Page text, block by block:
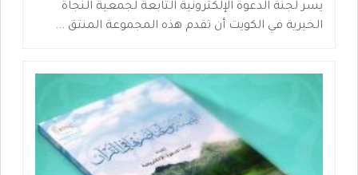
يسر لجنة الدعوة الإلكترونية التابعة لجمعية النجاة
الخيرية في الكويت أن تقدم هذه المجموعة المنتق ...